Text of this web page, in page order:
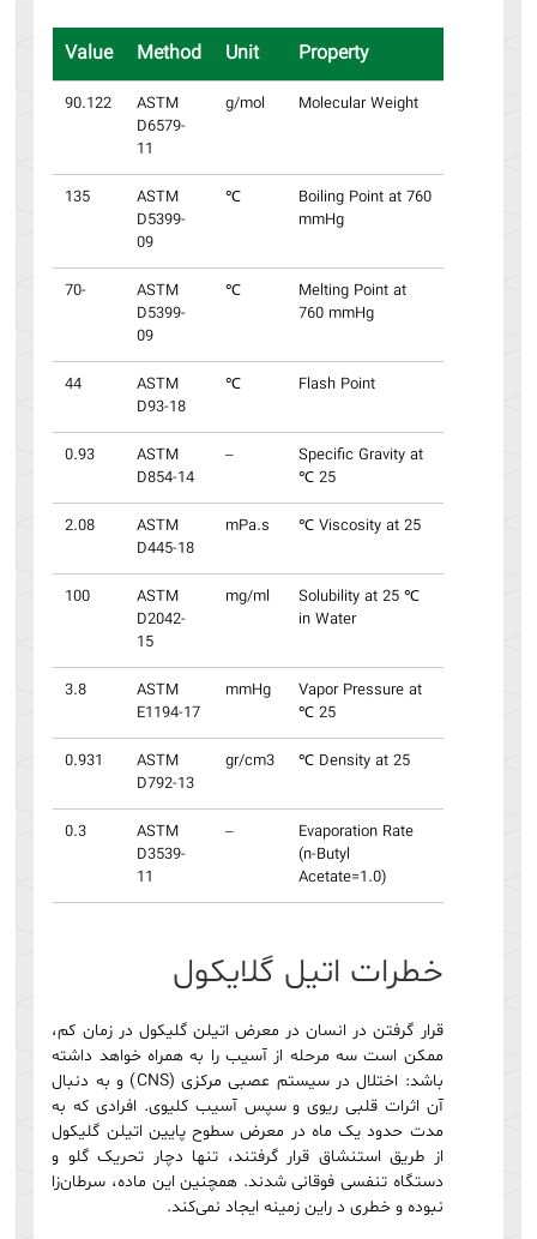
Property
Unit
Method
Value
Molecular Weight
g/mol
ASTM
D6579-
11
90.122
Boiling Point at 760
mmHg
℃
ASTM
D5399-
09
135
Melting Point at
760 mmHg
℃
ASTM
D5399-
09
-70
Flash Point
℃
ASTM
D93-18
44
Specific Gravity at
25 ℃
–
ASTM
D854-14
0.93
Viscosity at 25 ℃
mPa.s
ASTM
D445-18
2.08
Solubility at 25 ℃
in Water
mg/ml
ASTM
D2042-
15
100
Vapor Pressure at
25 ℃
mmHg
ASTM
E1194-17
3.8
Density at 25 ℃
gr/cm3
ASTM
D792-13
0.931
Evaporation Rate
(n-Butyl
Acetate=1.0)
–
ASTM
D3539-
11
0.3
خطرات اتیل گلایکول
قرار گرفتن در انسان در معرض اتیلن گلیکول در زمان کم،
ممکن است سه مرحله از آسیب را به همراه خواهد داشته
باشد: اختلال در سیستم عصبی مرکزی (CNS) و به دنبال
آن اثرات قلبی ریوی و سپس آسیب کلیوی. افرادی که به
مدت حدود یک ماه در معرض سطوح پایین اتیلن گلیکول
از طریق استنشاق قرار گرفتند، تنها دچار تحریک گلو و
دستگاه تنفسی فوقانی شدند. همچنین این ماده، سرطان‌زا
نبوده و خطری د راین زمینه ایجاد نمی‌کند.